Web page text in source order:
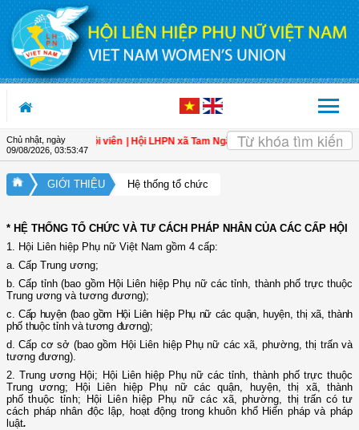
Truy cập nội dung luôn
Chủ nhật, ngày
09/08/2026, 03:53:47
an toàn cho hội viên | Hội LHPN xã Tam Ngãi, Vĩnh Long sơ kết công tác
GIỚI THIỆU Hệ thống tổ chức
* HỆ THỐNG TỔ CHỨC VÀ TƯ CÁCH PHÁP NHÂN CỦA CÁC CẤP HỘI
1. Hội Liên hiệp Phụ nữ Việt Nam gồm 4 cấp:
a. Cấp Trung ương;
b. Cấp tỉnh (bao gồm Hội Liên hiệp Phụ nữ các tỉnh, thành phố trực thuộc
Trung ương và tương đương);
c. Cấp huyện (bao gồm Hội Liên hiệp Phụ nữ các quận, huyện, thị xã, thành
phố thuộc tỉnh và tương đương);
d. Cấp cơ sở (bao gồm Hội Liên hiệp Phụ nữ các xã, phường, thị trấn và
tương đương).
2. Trung ương Hội; Hội Liên hiệp Phụ nữ các tỉnh, thành phố trực thuộc
Trung ương; Hội Liên hiệp Phụ nữ các quận, huyện, thị xã, thành
phốthuộc tỉnh; Hội Liên hiệp Phụ nữ cácxã, phường, thị trấn có tư
cách pháp nhân độc lập, hoạt động trong khuôn khổ Hiến pháp và pháp
luật.